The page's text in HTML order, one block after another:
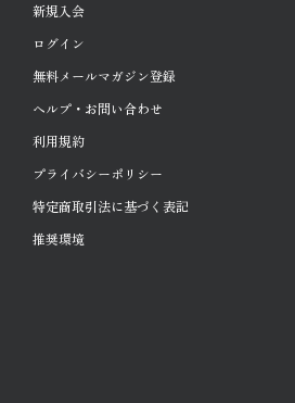
新規入会
ログイン
無料メールマガジン登録
ヘルプ・お問い合わせ
利用規約
プライバシーポリシー
特定商取引法に基づく表記
推奨環境